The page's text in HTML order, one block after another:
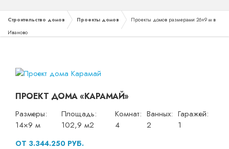
Строительство домов Проекты домов
Проекты домов размерами 26×9 м в
Иваново
ПРОЕКТ ДОМА «КАРАМАЙ»
Размеры:
14×9 м
Площадь:
102,9 м2
Комнат:
4
Ванных:
2
Гаражей:
1
ОТ 3.344.250 РУБ.